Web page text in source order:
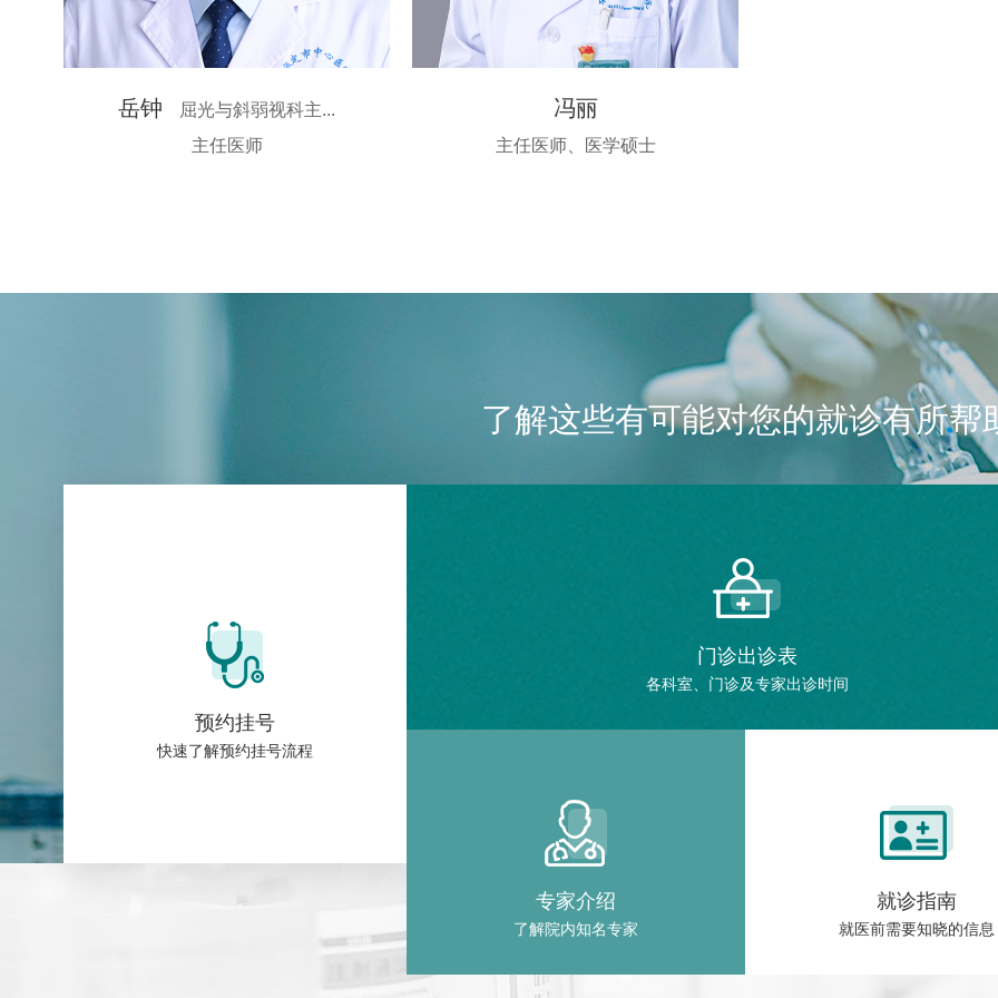
岳钟
屈光与斜弱视科主...
主任医师
冯丽
主任医师、医学硕士
了解这些有可能对您的就诊有所帮
预约挂号
快速了解预约挂号流程
门诊出诊表
各科室、门诊及专家出诊时间
专家介绍
了解院内知名专家
就诊指南
就医前需要知晓的信息